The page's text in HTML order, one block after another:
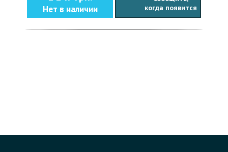
Нет в наличии
когда появится